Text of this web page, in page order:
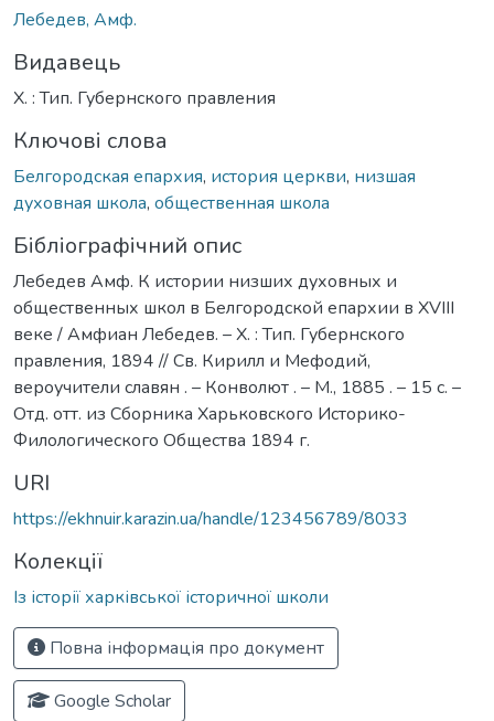
Лебедев, Амф.
Видавець
Х. : Тип. Губернского правления
Ключові слова
Белгородская епархия, история церкви, низшая
духовная школа, общественная школа
Бібліографічний опис
Лебедев Амф. К истории низших духовных и
общественных школ в Белгородской епархии в XVIII
веке / Амфиан Лебедев. – Х. : Тип. Губернского
правления, 1894 // Св. Кирилл и Мефодий,
вероучители славян . – Конволют . – М., 1885 . – 15 с. –
Отд. отт. из Сборника Харьковского Историко-
Филологического Общества 1894 г.
URI
https://ekhnuir.karazin.ua/handle/123456789/8033
Колекції
Із історії харківської історичної школи
Повна інформація про документ
Google Scholar